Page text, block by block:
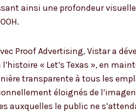
ainsi une profondeur
Proof Advertising, Vistar a
« Let’s Texas », en
transparente à tous les
éloignés de
auxquelles le public ne